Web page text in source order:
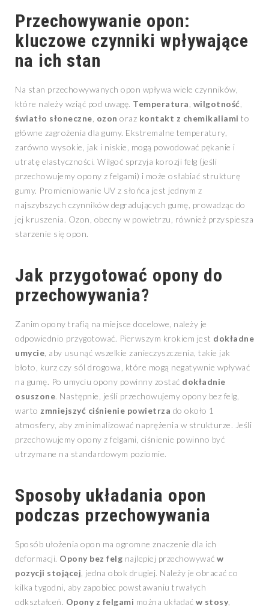
Przechowywanie opon:
kluczowe czynniki wpływające
na ich stan
Na stan przechowywanych opon wpływa wiele czynników,
które należy wziąć pod uwagę. Temperatura wilgotność
światło słoneczne ozon oraz kontakt z chemikaliami to
główne zagrożenia dla gumy. Ekstremalne temperatury,
zarówno wysokie, jak i niskie, mogą powodować pękanie i
utratę elastyczności. Wilgoć sprzyja korozji felg (jeśli
przechowujemy opony z felgami) i może osłabiać strukturę
gumy. Promieniowanie UV z słońca jest jednym z
najszybszych czynników degradujących gumę, prowadząc do
jej kruszenia. Ozon, obecny w powietrzu, również przyspiesza
starzenie się opon.
Jak przygotować opony do
przechowywania?
Zanim opony trafią na miejsce docelowe, należy je
odpowiednio przygotować. Pierwszym krokiem jest dokładne
umycie , aby usunąć wszelkie zanieczyszczenia, takie jak
błoto, kurz czy sól drogowa, które mogą negatywnie wpływać
na gumę. Po umyciu opony powinny zostać dokładnie
osuszone. Następnie, jeśli przechowujemy opony bez felg,
warto zmniejszyć ciśnienie powietrza do około 1
atmosfery, aby zminimalizować naprężenia w strukturze. Jeśli
przechowujemy opony z felgami, ciśnienie powinno być
utrzymane na standardowym poziomie.
Sposoby układania opon
podczas przechowywania
Sposób ułożenia opon ma ogromne znaczenie dla ich
deformacji. Opony bez felg najlepiej przechowywać w
pozycji stojącej , jedna obok drugiej. Należy je obracać co
kilka tygodni, aby zapobiec powstawaniu trwałych
odkształceń. Opony z felgami można układać w stosy